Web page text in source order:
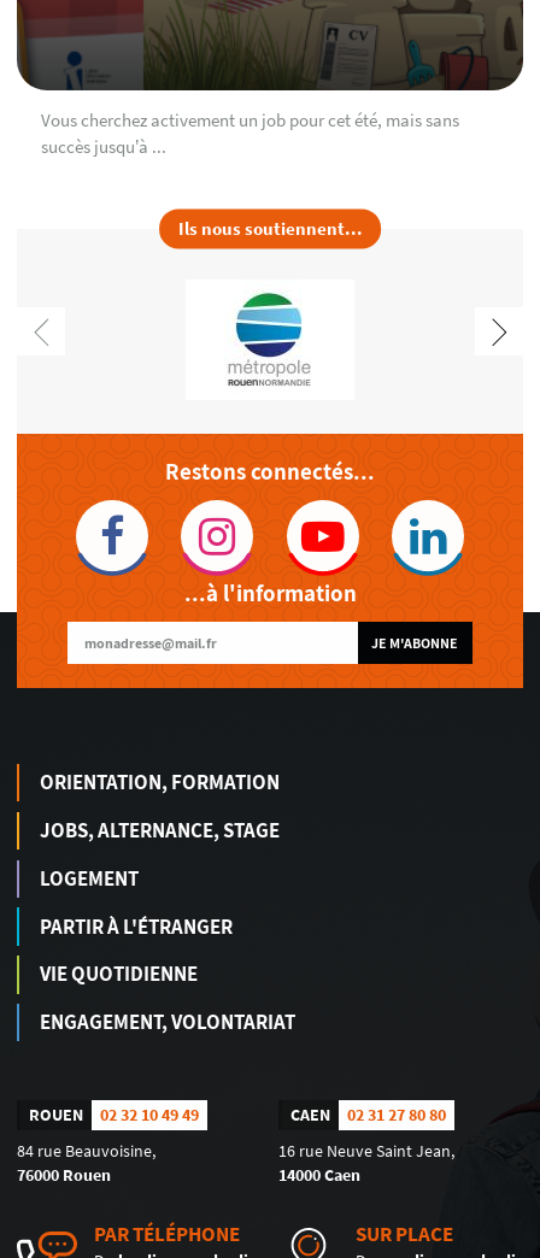
Vous cherchez activement un job pour cet été, mais sans
succès jusqu’à ...
Ils nous soutiennent...
Restons connectés...
...à l'information
JE M'ABONNE
ORIENTATION, FORMATION
JOBS, ALTERNANCE, STAGE
LOGEMENT
PARTIR À L'ÉTRANGER
VIE QUOTIDIENNE
ENGAGEMENT, VOLONTARIAT
ROUEN
02 32 10 49 49
84 rue Beauvoisine,
76000 Rouen
CAEN
02 31 27 80 80
16 rue Neuve Saint Jean,
14000 Caen
PAR TÉLÉPHONE SUR PLACE